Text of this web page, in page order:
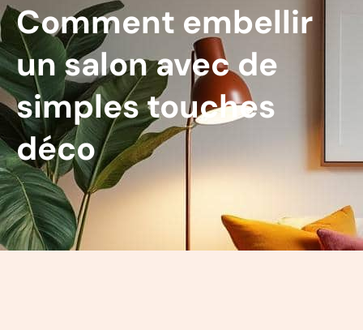
Comment embellir
un salon avec de
simples touches
déco